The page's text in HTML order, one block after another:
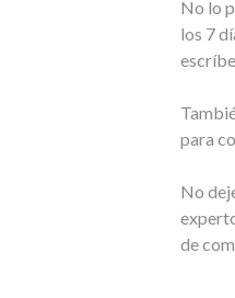
No lo
los 7
para
No
de